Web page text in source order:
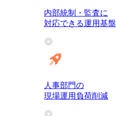
内部統制・監査に
対応できる運用基盤
人事部門の
現場運用負荷削減